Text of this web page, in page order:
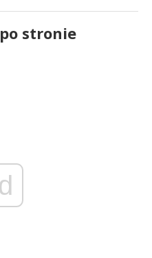
stronie